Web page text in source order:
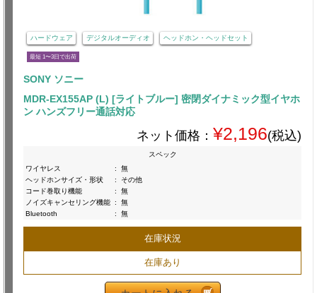
ハードウェア デジタルオーディオ ヘッドホン・ヘッドセット
最短 1〜3日で出荷
SONY ソニー
MDR-EX155AP (L) [ライトブルー] 密閉ダイナミック型イヤホ
ン ハンズフリー通話対応
ネット価格： ¥2,196(税込)
スペック
ワイヤレス
:
無
ヘッドホンサイズ・形状
:
その他
コード巻取り機能
:
無
ノイズキャンセリング機能 :
無
Bluetooth
: 無
在庫状況
在庫あり